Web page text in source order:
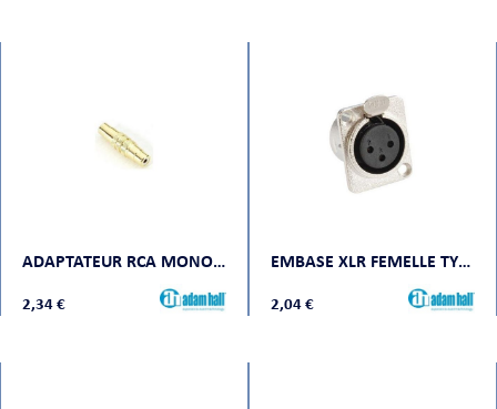
ADAPTATEUR RCA MONO FEMELLE VERS RCA MONO FEMELLE CONTACT OR
2,34 €
EMBASE XLR FEMELLE TYPE-D
2,04 €